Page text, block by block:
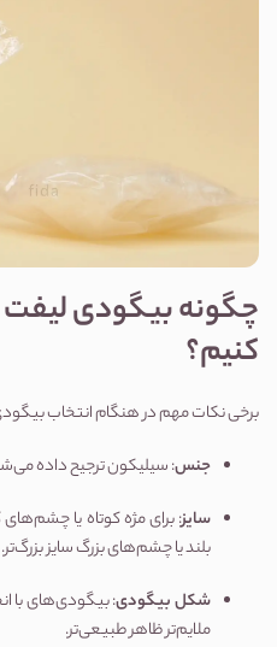
چگونه بیگودی
کنیم؟
برخی نکات مهم در هنگام انتخاب
جنس: سیلیکون ترجیح داده
سایز: برای مژه کوتاه یا
بلند یا چشم‌های بزرگ سایز بزرگ‌تر.
شکل بیگودی: بیگودی‌های با
ملایم‌تر ظاهر طبیعی‌تر.